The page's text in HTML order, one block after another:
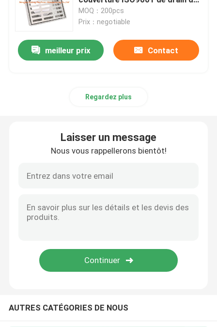
couverture de drain de plancher
Trappe en acier
Bride de clip à ressort
chaîne acier
fil d'acier
pièces de rechange électroniques
Parenthèses de cadre en métal
plancher de place en métal
MOQ：200pcs
Prix：negotiable
meilleur prix Contact
Regardez plus
Laisser un message
Nous vous rappellerons bientôt!
AUTRES CATÉGORIES DE NOUS